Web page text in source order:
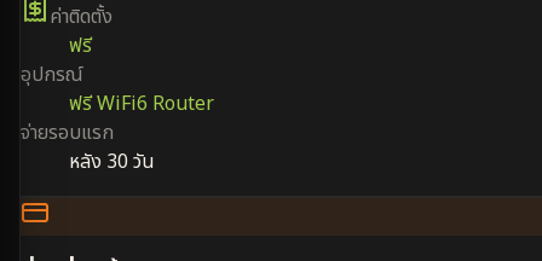
ค่าติดตั้ง
ฟรี
อุปกรณ์
ฟรี WiFi6 Router
จ่ายรอบแรก
หลัง 30 วัน